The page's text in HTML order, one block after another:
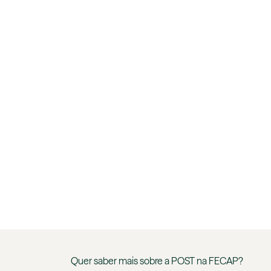
Quer saber mais sobre a POST na FECAP?